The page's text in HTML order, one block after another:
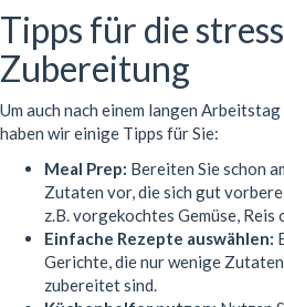
Tipps für die
Zubereitung
Um auch nach einem langen
haben wir einige Tipps für Sie:
Meal Prep: Bereiten Sie schon
Zutaten vor, die sich gut
z.B. vorgekochtes Gemüse,
Einfache Rezepte auswählen:
Gerichte, die nur wenige
zubereitet sind.